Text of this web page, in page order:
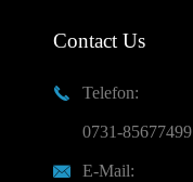
Contact Us

Telefon:
0731-85677499

E-Mail: